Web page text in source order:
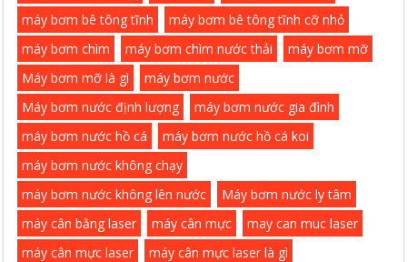
máy bơm bê tông tĩnh
máy bơm bê tông tĩnh cỡ nhỏ
máy bơm chìm
máy bơm chìm nước thải
máy bơm mỡ
Máy bơm mỡ là gì
máy bơm nước
Máy bơm nước định lượng
máy bơm nước gia đình
máy bơm nước hồ cá
máy bơm nước hồ cá koi
máy bơm nước không chạy
máy bơm nước không lên nước
Máy bơm nước ly tâm
máy cân bằng laser
máy cân mực
may can muc laser
máy cân mực laser
máy cân mực laser là gì